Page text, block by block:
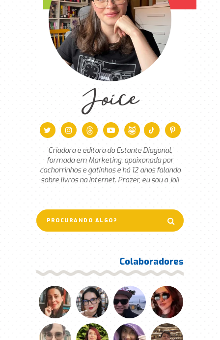
Joice
Criadora e editora do Estante Diagonal,
formada em Marketing, apaixonada por
cachorrinhos e gatinhos e há 12 anos falando
sobre livros na internet. Prazer, eu sou a Joi!
Colaboradores